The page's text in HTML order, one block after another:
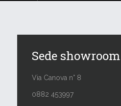
Sede showroom
Via Canova n° 8
0882 453997